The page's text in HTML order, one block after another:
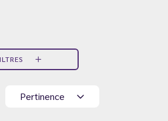
Pertinence